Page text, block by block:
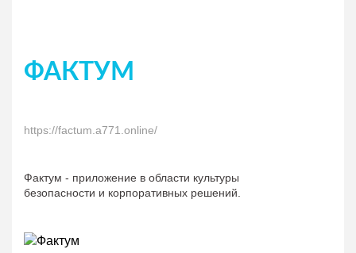
ФАКТУМ
https://factum.a771.online/
Фактум - приложение в области культуры
безопасности и корпоративных решений.